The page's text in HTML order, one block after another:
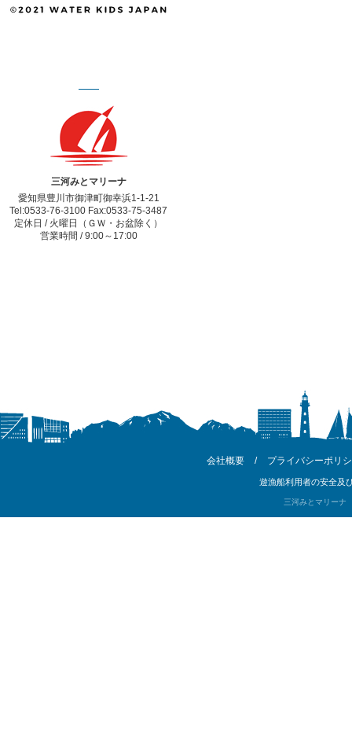
三河みとマリーナ
愛知県豊川市御津町御幸浜1-1-21
Tel:0533-76-3100 Fax:0533-75-3487
定休日 / 火曜日（ＧＷ・お盆除く）
営業時間 / 9:00～17:00
会社概要 / プライバシーポリ
遊漁船利用者の安全及
三河みとマリー